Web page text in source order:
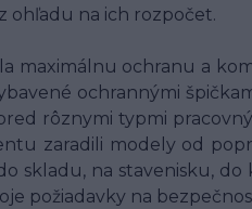
ohľadu na ich rozpočet.
maximálnu ochranu a
ochrannými
rôznymi typmi
zaradili modely od
skladu, na stavenisku, do
požiadavky na